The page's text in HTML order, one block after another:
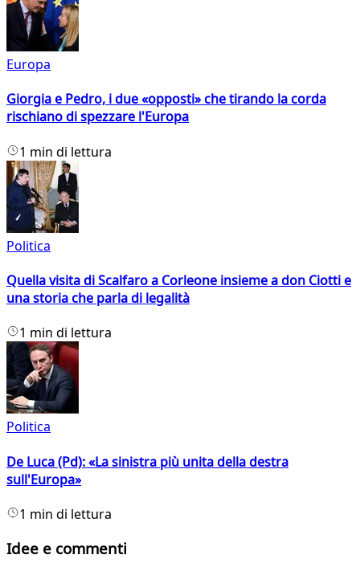
Europa
Giorgia e Pedro, i due «opposti» che tirando la corda
rischiano di spezzare l'Europa
1 min di lettura
Politica
Quella visita di Scalfaro a Corleone insieme a don Ciotti e
una storia che parla di legalità
1 min di lettura
Politica
De Luca (Pd): «La sinistra più unita della destra
sull'Europa»
1 min di lettura
Idee e commenti